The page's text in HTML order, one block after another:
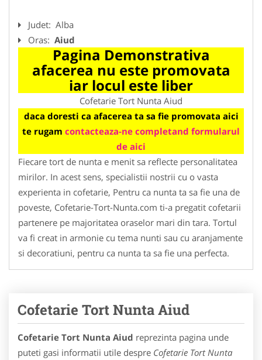
Judet: Alba
Oras: Aiud
Pagina Demonstrativa
afacerea nu este promovata
iar locul este liber
Cofetarie Tort Nunta Aiud
daca doresti ca afacerea ta sa fie promovata aici
te rugam contacteaza-ne completand formularul
de aici
Fiecare tort de nunta e menit sa reflecte personalitatea
mirilor. In acest sens, specialistii nostrii cu o vasta
experienta in cofetarie, Pentru ca nunta ta sa fie una de
poveste, Cofetarie-Tort-Nunta.com ti-a pregatit cofetarii
partenere pe majoritatea oraselor mari din tara. Tortul
va fi creat in armonie cu tema nunti sau cu aranjamente
si decoratiuni, pentru ca nunta ta sa fie una perfecta.
Cofetarie Tort Nunta Aiud
Cofetarie Tort Nunta Aiud reprezinta pagina unde
puteti gasi informatii utile despre Cofetarie Tort Nunta